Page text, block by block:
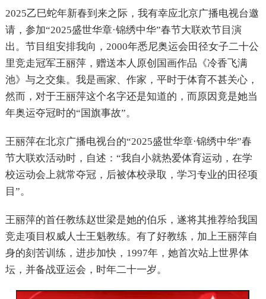
2025乙巳蛇年新春到来之际，我有幸应北京广播电视台邀
请，参加“2025盛世华章·锦绣中华”春节大联欢节目演
出。节目组安排我向，2000年悉尼奥运会田径女子二十公
里竞走冠军王丽萍，赠送本人原创国画作品《冷香飞满
池》与之交集。我是画家、作家，平时于体育不甚关心，
然而，对于王丽萍这个名字还是知道的，而原因竟是她当
年奥运夺冠时的“国旗事故”。
王丽萍在北京广播电视台的“2025盛世华章·锦绣中华”春
节大联欢活动时，自述：“我自小就热爱体育运动，在学
校运动会上就常夺冠，后被体校录取，学习专业的田径项
目”。
王丽萍的首任教练赵世梁是她的伯乐，遂将其推荐给我国
竞走项目权威人士王魁教练。有了好教练，加上王丽萍自
身的刻苦训练，进步加快，1997年，她首次站上世界体
坛，并备战亚运会，时年二十一岁。